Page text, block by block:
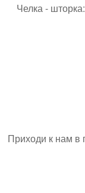
Челка -
Приходи к нам в